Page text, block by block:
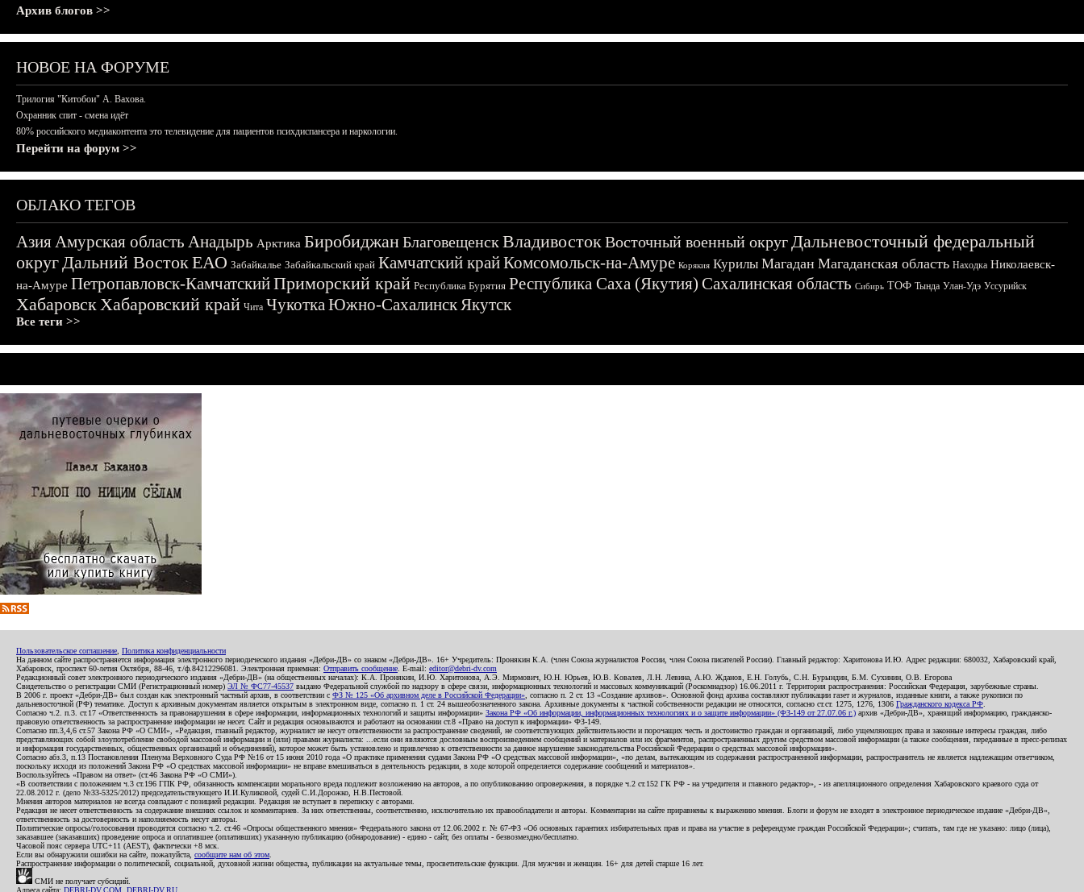
Архив блогов >>
НОВОЕ НА ФОРУМЕ
Трилогия "Китобои" А. Вахова.
Охранник спит - смена идёт
80% российского медиаконтента это телевидение для пациентов психдиспансера и наркологии.
Перейти на форум >>
ОБЛАКО ТЕГОВ
АзияАмурская область Анадырь Арктика БиробиджанБлаговещенскВладивостокВосточный военный округДальневосточный федеральный
округДальний ВостокЕАО Забайкалье Забайкальский край Камчатский крайКомсомольск-на-Амуре Корякия Курилы Магадан Магаданская область Находка Николаевск-
на-Амуре Петропавловск-КамчатскийПриморский край Республика Бурятия Республика Саха (Якутия) Сахалинская область Сибирь ТОФ Тында Улан-Удэ Уссурийск
ХабаровскХабаровский край Чита ЧукоткаЮжно-СахалинскЯкутск
Все теги >>
Пользовательское соглашение Политика конфиденциальности
На данном сайте распространяется информация электронного периодического издания «Дебри-ДВ» со знаком «Дебри-ДВ». 16+ Учредитель: Пронякин К.А. (член Союза журналистов России, член Союза писателей России). Главный редактор: Харитонова И.Ю. Адрес редакции: 680032, Хабаровский край,
Хабаровск, проспект 60-летия Октября, 88-46, т./ф.84212296081. Электронная приемная: Отправить сообщение . E-mail: editor@debri-dv.com
Редакционный совет электронного периодического издания «Дебри-ДВ» (на общественных началах): К.А. Пронякин, И.Ю. Харитонова, А.Э. Мирмович, Ю.Н. Юрьев, Ю.В. Ковалев, Л.Н. Левина, А.Ю. Жданов, Е.Н. Голубь, С.Н. Бурындин, Б.М. Сухинин, О.В. Егорова
Свидетельство о регистрации СМИ (Регистрационный номер) ЭЛ № ФС77-45537 выдано Федеральной службой по надзору в сфере связи, информационных технологий и массовых коммуникаций (Роскомнадзор) 16.06.2011 г. Территория распространения: Российская Федерация, зарубежные страны.
В 2006 г. проект «Дебри-ДВ» был создан как электронный частный архив, в соответствии с ФЗ № 125 «Об архивном деле в Российской Федерации» , согласно п. 2 ст. 13 «Создание архивов». Основной фонд архива составляют публикации газет и журналов, изданные книги, а также рукописи по
дальневосточной (РФ) тематике. Доступ к архивным документам является открытым в электронном виде, согласно п. 1 ст. 24 вышеобозначенного закона. Архивные документы к частной собственности редакции не относятся, согласно ст.ст. 1275, 1276, 1306 Гражданского кодекса РФ
Согласно ч.2. п.3. ст.17 «Ответственность за правонарушения в сфере информации, информационных технологий и защиты информации» Закона РФ «Об информации, информационных технологиях и о защите информации» (ФЗ-149 от 27.07.06 г.) архив «Дебри-ДВ», хранящий информацию, гражданско-
правовую ответственность за распространение информации не несет. Сайт и редакция основываются и работают на основании ст.8 «Право на доступ к информации» ФЗ-149.
Согласно пп.3,4,6 ст.57 Закона РФ «О СМИ», «Редакция, главный редактор, журналист не несут ответственности за распространение сведений, не соответствующих действительности и порочащих честь и достоинство граждан и организаций, либо ущемляющих права и законные интересы граждан, либо
представляющих собой злоупотребление свободой массовой информации и (или) правами журналиста: ...если они являются дословным воспроизведением сообщений и материалов или их фрагментов, распространенных другим средством массовой информации (а также сообщения, переданные в пресс-релизах
и информация государственных, общественных организаций и объединений), которое может быть установлено и привлечено к ответственности за данное нарушение законодательства Российской Федерации о средствах массовой информации».
Согласно абз.3, п.13 Постановления Пленума Верховного Суда РФ №16 от 15 июня 2010 года «О практике применения судами Закона РФ «О средствах массовой информации», «по делам, вытекающим из содержания распространенной информации, распространитель не является надлежащим ответчиком,
поскольку исходя из положений Закона РФ «О средствах массовой информации» не вправе вмешиваться в деятельность редакции, в ходе которой определяется содержание сообщений и материалов».
Воспользуйтесь «Правом на ответ» (ст.46 Закона РФ «О СМИ»).
«В соответствии с положением ч.3 ст.196 ГПК РФ, обязанность компенсации морального вреда подлежит возложению на авторов, а по опубликованию опровержения, в порядке ч.2 ст.152 ГК РФ - на учредителя и главного редактор», - из апелляционного определения Хабаровского краевого суда от
22.08.2012 г. (дело №33-5325/2012) председательствующего И.И.Куликовой, судей С.И.Дорожко, Н.В.Пестовой.
Мнения авторов материалов не всегда совпадают с позицией редакции. Редакция не вступает в переписку с авторами.
Редакция не несет ответственность за содержание внешних ссылок и комментариев. За них ответственны, соответственно, исключительно их правообладатели и авторы. Комментарии на сайте приравнены к выражению мнения. Блоги и форум не входят в электронное периодическое издание «Дебри-ДВ»,
ответственность за достоверность и наполняемость несут авторы.
Политические опросы/голосования проводятся согласно ч.2. ст.46 «Опросы общественного мнения» Федерального закона от 12.06.2002 г. № 67-ФЗ «Об основных гарантиях избирательных прав и права на участие в референдуме граждан Российской Федерации»; считать, там где не указано: лицо (лица),
заказавшее (заказавших) проведение опроса и оплатившее (оплативших) указанную публикацию (обнародование) - едино - сайт, без оплаты - безвозмездно/бесплатно.
Часовой пояс сервера UTC+11 (AEST), фактически +8 мск.
Если вы обнаружили ошибки на сайте, пожалуйста, сообщите нам об этом
Распространение информации о политической, социальной, духовной жизни общества, публикации на актуальные темы, просветительские функции. Для мужчин и женщин. 16+ для детей старше 16 лет.
СМИ не получает субсидий.
Адреса сайта: DEBRI-DV.COM DEBRI-DV.RU